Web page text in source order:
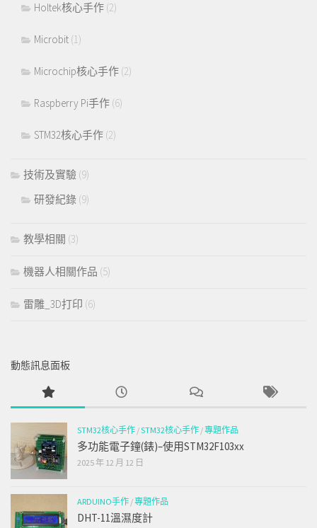
Holtek核心手作 (2)
Microbit (1)
Microchip核心手作 (2)
Raspberry Pi手作 (6)
STM32核心手作 (2)
技術及實驗 (9)
研發紀錄 (9)
教學相關 (3)
機器人相關作品 (5)
雷雕_3D打印 (6)
動態訊息面板
STM32核心手作 /STM32核心手作 /專題作品
多功能電子鐘(錶)–使用STM32F103xx
2025 年 12 月 12 日
ARDUINO手作 /專題作品
DHT-11溫濕度計